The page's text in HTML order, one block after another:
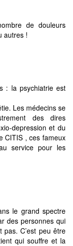
de douleurs
autres !
: la psychiatrie est
Les médecins se
des dires
depression et du
CITIS , ces fameux
service pour les
le grand spectre
des personnes qui
pas. C’est peu être
qui souffre et la